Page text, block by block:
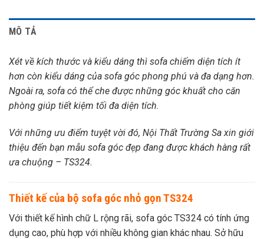
MÔ TẢ
Xét về kích thước và kiểu dáng thì sofa chiếm diện tích ít
hơn còn kiểu dáng của sofa góc phong phú và đa dạng hơn.
Ngoài ra, sofa có thể che được những góc khuất cho căn
phòng giúp tiết kiệm tối đa diện tích.
Với những ưu điểm tuyệt vời đó, Nội Thất Trường Sa xin giới
thiệu đến bạn mẫu sofa góc đẹp đang được khách hàng rất
ưa chuộng – TS324.
Thiết kế của bộ sofa góc nhỏ gọn TS324
Với thiết kế hình chữ L rộng rãi, sofa góc TS324 có tính ứng
dụng cao, phù hợp với nhiều không gian khác nhau. Sở hữu